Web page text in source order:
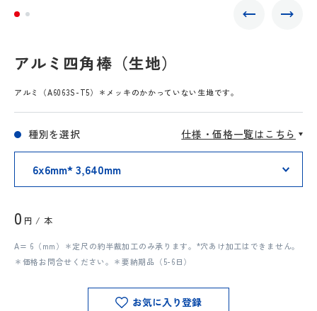
アルミ四角棒（生地）
アルミ（A6063S-T5）＊メッキのかかっていない生地です。
仕様・価格一覧はこちら
種別を選択
0 円 / 本
A= 6（mm）＊定尺の約半裁加工のみ承ります。*穴あけ加工はできません。
＊価格お問合せください。＊要納期品（5-6日）
お気に入り登録